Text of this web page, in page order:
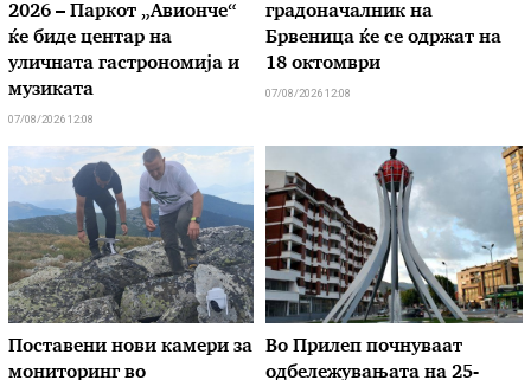
2026 – Паркот „Авионче“
ќе биде центар на
уличната гастрономија и
музиката
07/08/2026 12:08
градоначалник на
Брвеница ќе се одржат на
18 октомври
07/08/2026 12:08
Поставени нови камери за
мониторинг во
Во Прилеп почнуваат
одбележувањата на 25-